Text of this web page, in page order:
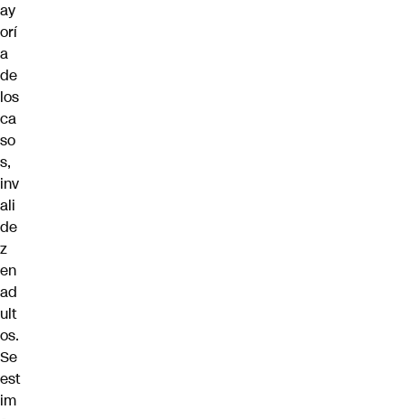
ay
orí
a
de
los
ca
so
s,
inv
ali
de
z
en
ad
ult
os.
Se
est
im